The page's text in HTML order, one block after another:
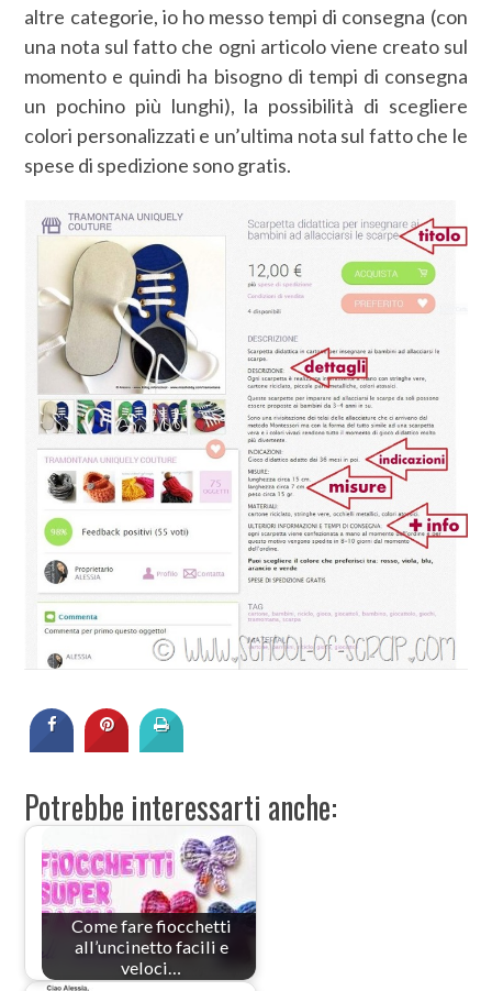
altre categorie, io ho messo tempi di consegna (con
una nota sul fatto che ogni articolo viene creato sul
momento e quindi ha bisogno di tempi di consegna
un pochino più lunghi), la possibilità di scegliere
colori personalizzati e un’ultima nota sul fatto che le
spese di spedizione sono gratis.
Potrebbe interessarti anche:
Come fare fiocchetti
all’uncinetto facili e
veloci…